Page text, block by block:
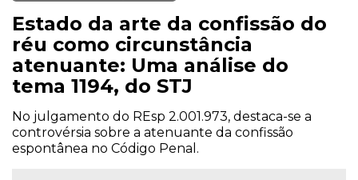
Estado da arte da confissão do
réu como circunstância
atenuante: Uma análise do
tema 1194, do STJ
No julgamento do REsp 2.001.973, destaca-se a
controvérsia sobre a atenuante da confissão
espontânea no Código Penal.